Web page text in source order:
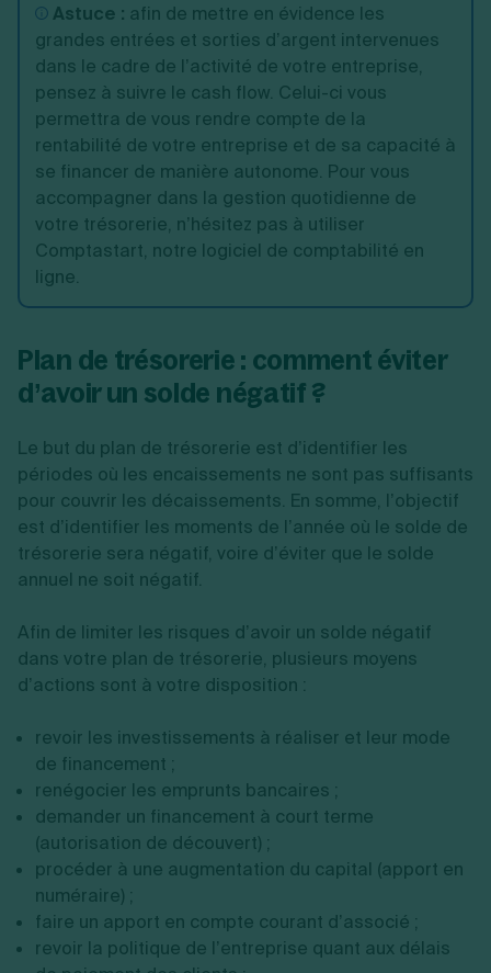
Astuce : afin de mettre en évidence les
grandes entrées et sorties d’argent intervenues
dans le cadre de l’activité de votre entreprise,
pensez à suivre le cash flow. Celui-ci vous
permettra de vous rendre compte de la
rentabilité de votre entreprise et de sa capacité à
se financer de manière autonome. Pour vous
accompagner dans la gestion quotidienne de
votre trésorerie, n’hésitez pas à utiliser
Comptastart, notre logiciel de comptabilité en
ligne.
Plan de trésorerie : comment éviter
d’avoir un solde négatif ?
Le but du plan de trésorerie est d’identifier les
périodes où les encaissements ne sont pas suffisants
pour couvrir les décaissements. En somme, l’objectif
est d’identifier les moments de l’année où le solde de
trésorerie sera négatif, voire d’éviter que le solde
annuel ne soit négatif.
Afin de limiter les risques d’avoir un solde négatif
dans votre plan de trésorerie, plusieurs moyens
d’actions sont à votre disposition :
revoir les investissements à réaliser et leur mode
de financement ;
renégocier les emprunts bancaires ;
demander un financement à court terme
(autorisation de découvert) ;
procéder à une augmentation du capital (apport en
numéraire) ;
faire un apport en compte courant d’associé ;
revoir la politique de l’entreprise quant aux délais